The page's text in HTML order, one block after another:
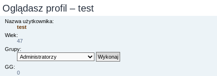
Oglądasz profil – test
Nazwa użytkownika:
test
Wiek:
47
Grupy:
GG:
0